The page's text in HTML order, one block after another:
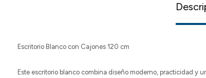
Escritorio Blanco con Cajones 120 cm
Este escritorio blanco combina diseño moderno, practicidad y